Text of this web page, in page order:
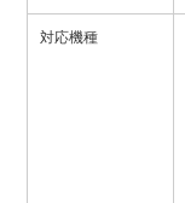
対応機種